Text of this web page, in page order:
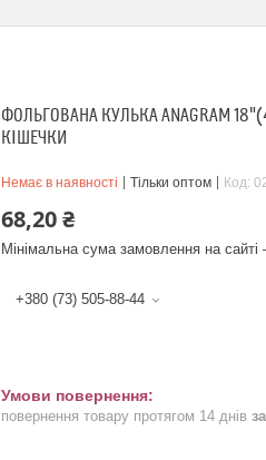
ФОЛЬГОВАНА КУЛЬКА ANAGRAM
КІШЕЧКИ
Немає в наявності Тільки оптом Код:
68,20 ₴
Мінімальна сума замовлення на
+380 (73) 505-88-44
повернення товару протягом 14 днів